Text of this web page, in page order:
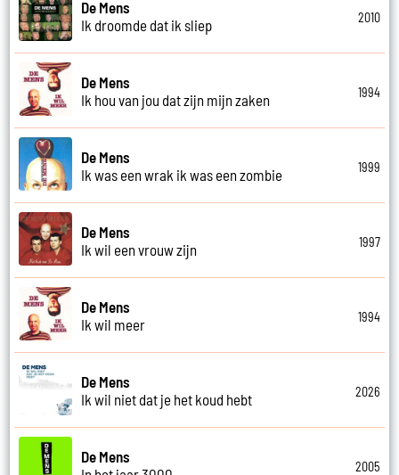
De Mens
Ik droomde dat ik sliep
2010
De Mens
Ik hou van jou dat zijn mijn zaken
1994
De Mens
Ik was een wrak ik was een zombie
1999
De Mens
Ik wil een vrouw zijn
1997
De Mens
Ik wil meer
1994
De Mens
Ik wil niet dat je het koud hebt
2026
De Mens
2005